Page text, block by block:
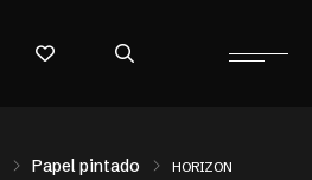
Papel pintado HORIZON